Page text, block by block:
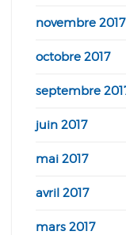
novembre 2017
octobre 2017
septembre
juin 2017
mai 2017
avril 2017
mars 2017